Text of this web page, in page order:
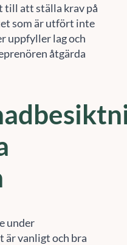
till att ställa krav på
som är utfört inte
uppfyller lag och
åtgärda
under
är vanligt och bra